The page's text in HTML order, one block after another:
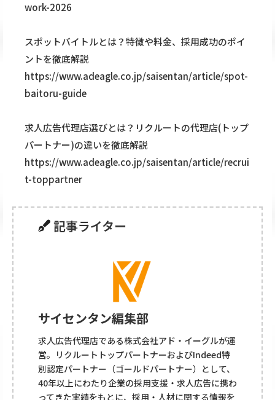
work-2026
スポットバイトルとは？特徴や料金、採用成功のポイ
ントを徹底解説
https://www.adeagle.co.jp/saisentan/article/spot-
baitoru-guide
求人広告代理店選びとは？リクルートの代理店(トップ
パートナー)の違いを徹底解説
https://www.adeagle.co.jp/saisentan/article/recrui
t-toppartner
記事ライター
サイセンタン編集部
求人広告代理店である株式会社アド・イーグルが運
営。リクルートトップパートナーおよびIndeed特
別認定パートナー（ゴールドパートナー）として、
40年以上にわたり企業の採用支援・求人広告に携わ
ってきた実績をもとに、採用・人材に関する情報を